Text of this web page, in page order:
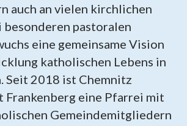
auch an vielen kirchlichen
besonderen pastoralen
eine gemeinsame Vision
katholischen Lebens in
Seit 2018 ist Chemnitz
Frankenberg eine Pfarrei mit
Gemeindemitgliedern